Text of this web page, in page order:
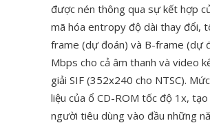
được nén thông qua sự kết hợp
mã hóa entropy độ dài thay đổi,
frame (dự đoán) và B-frame (dự
Mbps cho cả âm thanh và video
giải SIF (352x240 cho NTSC).
liệu của ổ CD-ROM tốc độ 1x,
người tiêu dùng vào đầu những